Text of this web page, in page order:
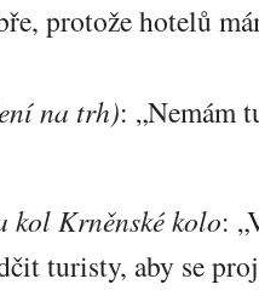
protože hotelů
na trh): „Nemám
kol Krněnské kolo:
turisty, aby se